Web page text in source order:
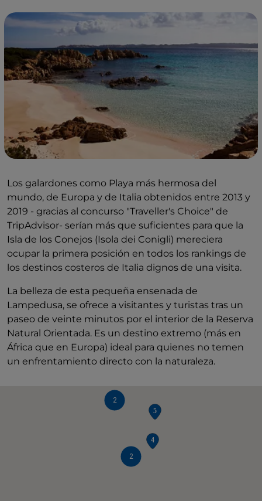
Los galardones como Playa más hermosa del
mundo, de Europa y de Italia obtenidos entre 2013 y
2019 - gracias al concurso "Traveller's Choice" de
TripAdvisor- serían más que suficientes para que la
Isla de los Conejos (Isola dei Conigli) mereciera
ocupar la primera posición en todos los rankings de
los destinos costeros de Italia dignos de una visita.
La belleza de esta pequeña ensenada de
Lampedusa, se ofrece a visitantes y turistas tras un
paseo de veinte minutos por el interior de la Reserva
Natural Orientada. Es un destino extremo (más en
África que en Europa) ideal para quienes no temen
un enfrentamiento directo con la naturaleza.
2
2